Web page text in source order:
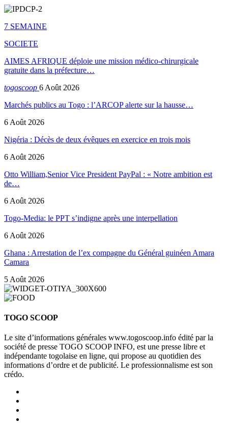
7 SEMAINE
SOCIETE
AIMES AFRIQUE déploie une mission médico-chirurgicale
gratuite dans la préfecture…
togoscoop 6 Août 2026
Marchés publics au Togo : l’ARCOP alerte sur la hausse…
6 Août 2026
Nigéria : Décès de deux évêques en exercice en trois mois
6 Août 2026
Otto William,Senior Vice President PayPal : « Notre ambition est
de…
6 Août 2026
Togo-Media: le PPT s’indigne après une interpellation
6 Août 2026
Ghana : Arrestation de l’ex compagne du Général guinéen Amara
Camara
5 Août 2026
TOGO SCOOP
Le site d’informations générales www.togoscoop.info édité par la
société de presse TOGO SCOOP INFO, est une presse libre et
indépendante togolaise en ligne, qui propose au quotidien des
informations d’ordre et de publicité. Le professionnalisme est son
crédo.